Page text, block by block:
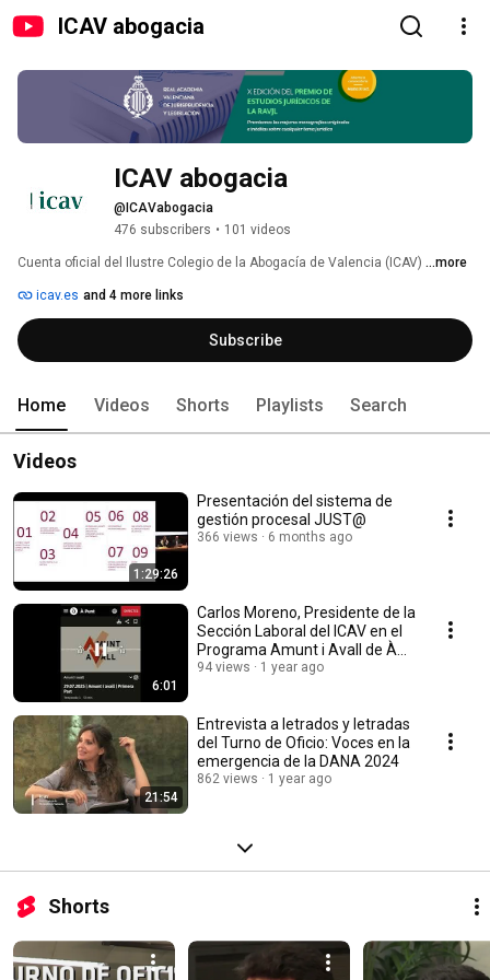
ICAV abogacia
ICAV abogacia
@ICAVabogacia
476 subscribers • 101 videos
Cuenta oficial del Ilustre Colegio de la Abogacía de Valencia (ICAV) ...more
icav.es and 4 more links
Subscribe
Home Videos Shorts Playlists Search
Videos
1:29:26
Presentación del sistema de
gestión procesal JUST@
366 views 6 months ago
6:01
Carlos Moreno, Presidente de la
Sección Laboral del ICAV en el
Programa Amunt i Avall de À
Punt
94 views 1 year ago
21:54
Entrevista a letrados y letradas
del Turno de Oficio: Voces en la
emergencia de la DANA 2024
862 views 1 year ago
Shorts